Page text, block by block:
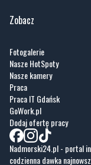
Zobacz
Fotogalerie
Nasze HotSpoty
Nasze kamery
Praca
Praca IT Gdańsk
GoWork.pl
Dodaj ofertę pracy
Nadmorski24.pl - portal
codzienna dawka